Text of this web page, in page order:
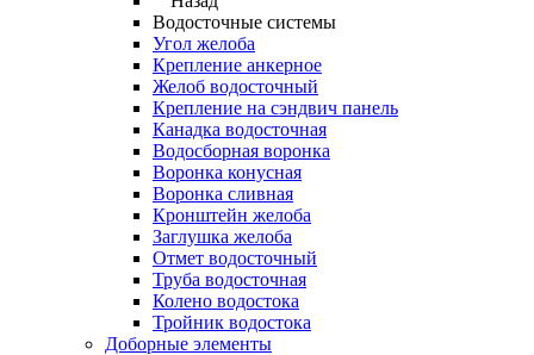
Водосточные системы
Угол желоба
Крепление анкерное
Желоб водосточный
Крепление на сэндвич панель
Канадка водосточная
Водосборная воронка
Воронка конусная
Воронка сливная
Кронштейн желоба
Заглушка желоба
Отмет водосточный
Труба водосточная
Колено водостока
Тройник водостока
Доборные элементы